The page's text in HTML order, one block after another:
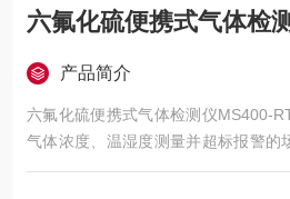
六氟化硫便携式气体检
产品简介
六氟化硫便携式气体检测仪MS400-
气体浓度、温湿度测量并超标报警的
2.31寸高清彩屏实时显示，选用进口